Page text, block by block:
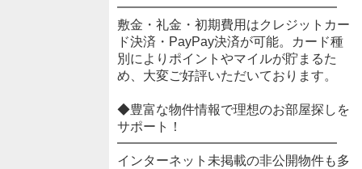
━━━━━━━━━━━━━━━━━
敷金・礼金・初期費用はクレジットカー
ド決済・PayPay決済が可能。カード種
別によりポイントやマイルが貯まるた
め、大変ご好評いただいております。
◆豊富な物件情報で理想のお部屋探しを
サポート！
━━━━━━━━━━━━━━━━━
インターネット未掲載の非公開物件も多